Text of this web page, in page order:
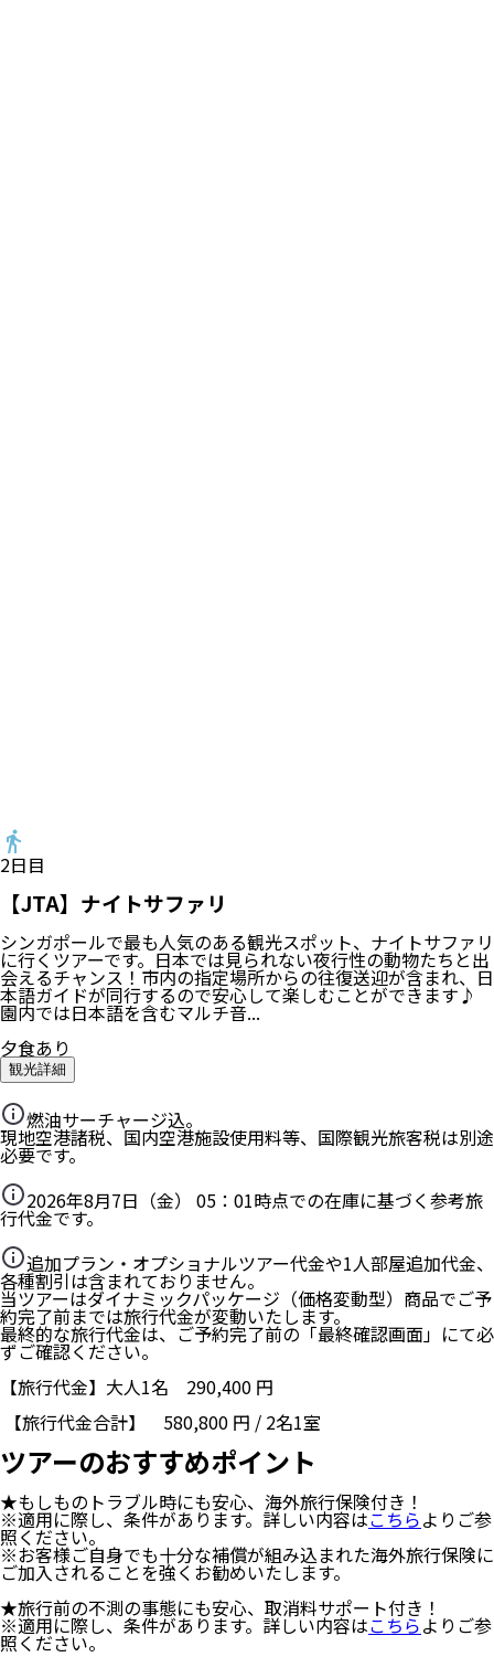
2日目
【JTA】ナイトサファリ
シンガポールで最も人気のある観光スポット、ナイトサファリ
に行くツアーです。日本では見られない夜行性の動物たちと出
会えるチャンス！市内の指定場所からの往復送迎が含まれ、日
本語ガイドが同行するので安心して楽しむことができます♪
園内では日本語を含むマルチ音...
夕食あり
観光詳細
燃油サーチャージ込。
現地空港諸税、国内空港施設使用料等、国際観光旅客税は別途
必要です。
2026年8月7日（金） 05：01時点での在庫に基づく参考旅
行代金です。
追加プラン・オプショナルツアー代金や1人部屋追加代金、
各種割引は含まれておりません。
当ツアーはダイナミックパッケージ（価格変動型）商品でご予
約完了前までは旅行代金が変動いたします。
最終的な旅行代金は、ご予約完了前の「最終確認画面」にて必
ずご確認ください。
【旅行代金】大人1名 290,400 円
【旅行代金合計】 580,800 円 / 2名1室
ツアーのおすすめポイント
★もしものトラブル時にも安心、海外旅行保険付き！
※適用に際し、条件があります。詳しい内容はこちらよりご参
照ください。
※お客様ご自身でも十分な補償が組み込まれた海外旅行保険に
ご加入されることを強くお勧めいたします。
★旅行前の不測の事態にも安心、取消料サポート付き！
※適用に際し、条件があります。詳しい内容はこちらよりご参
照ください。